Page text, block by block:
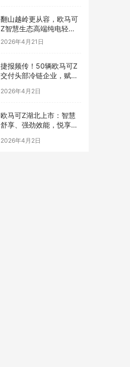
Z智慧生态高端纯电轻卡
贵州上市
交付头部冷链企业，赋能
京津冀冷链高质量发展
舒享、强劲效能，悦享货
运每一公里